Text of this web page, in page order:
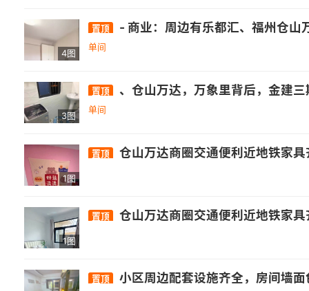
4图
置顶 - 商业：周边有乐都汇、福州仓山万达广场等购物中心，以及沃尔玛超市、永辉超市等，满足日常购物需求. - 教育：附近有美雅花园幼儿园、紫丁香艺术幼儿园、仓山菁华艺术幼儿园、福州市凤岗小学、金山桔园小学等
单间
3图
置顶 、仓山万达，万象里背后，金建三期。 [玫瑰]五号线地
单间
1图
置顶 仓山万达商圈交通便利近地铁家
1图
置顶 仓山万达商圈交通便利近地铁家具
置顶 小区周边配套设施齐全，房间墙面色调温馨